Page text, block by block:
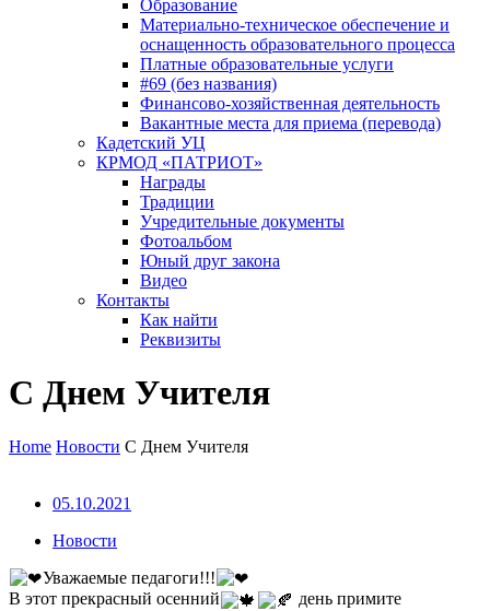
Образование
Материально-техническое обеспечение и
оснащенность образовательного процесса
Платные образовательные услуги
#69 (без названия)
Финансово-хозяйственная деятельность
Вакантные места для приема (перевода)
Кадетский УЦ
КРМОД «ПАТРИОТ»
Награды
Традиции
Учредительные документы
Фотоальбом
Юный друг закона
Видео
Контакты
Как найти
Реквизиты
С Днем Учителя
Home Новости С Днем Учителя
05.10.2021
Новости
Уважаемые педагоги!!!
В этот прекрасный осенний
день примите